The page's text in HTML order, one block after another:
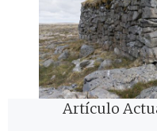
Artículo